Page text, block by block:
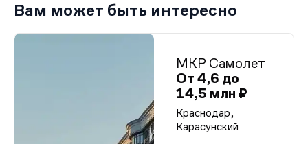
Вам может быть интересно
МКР Самолет
От 4,6 до
14,5 млн ₽
Краснодар,
Карасунский